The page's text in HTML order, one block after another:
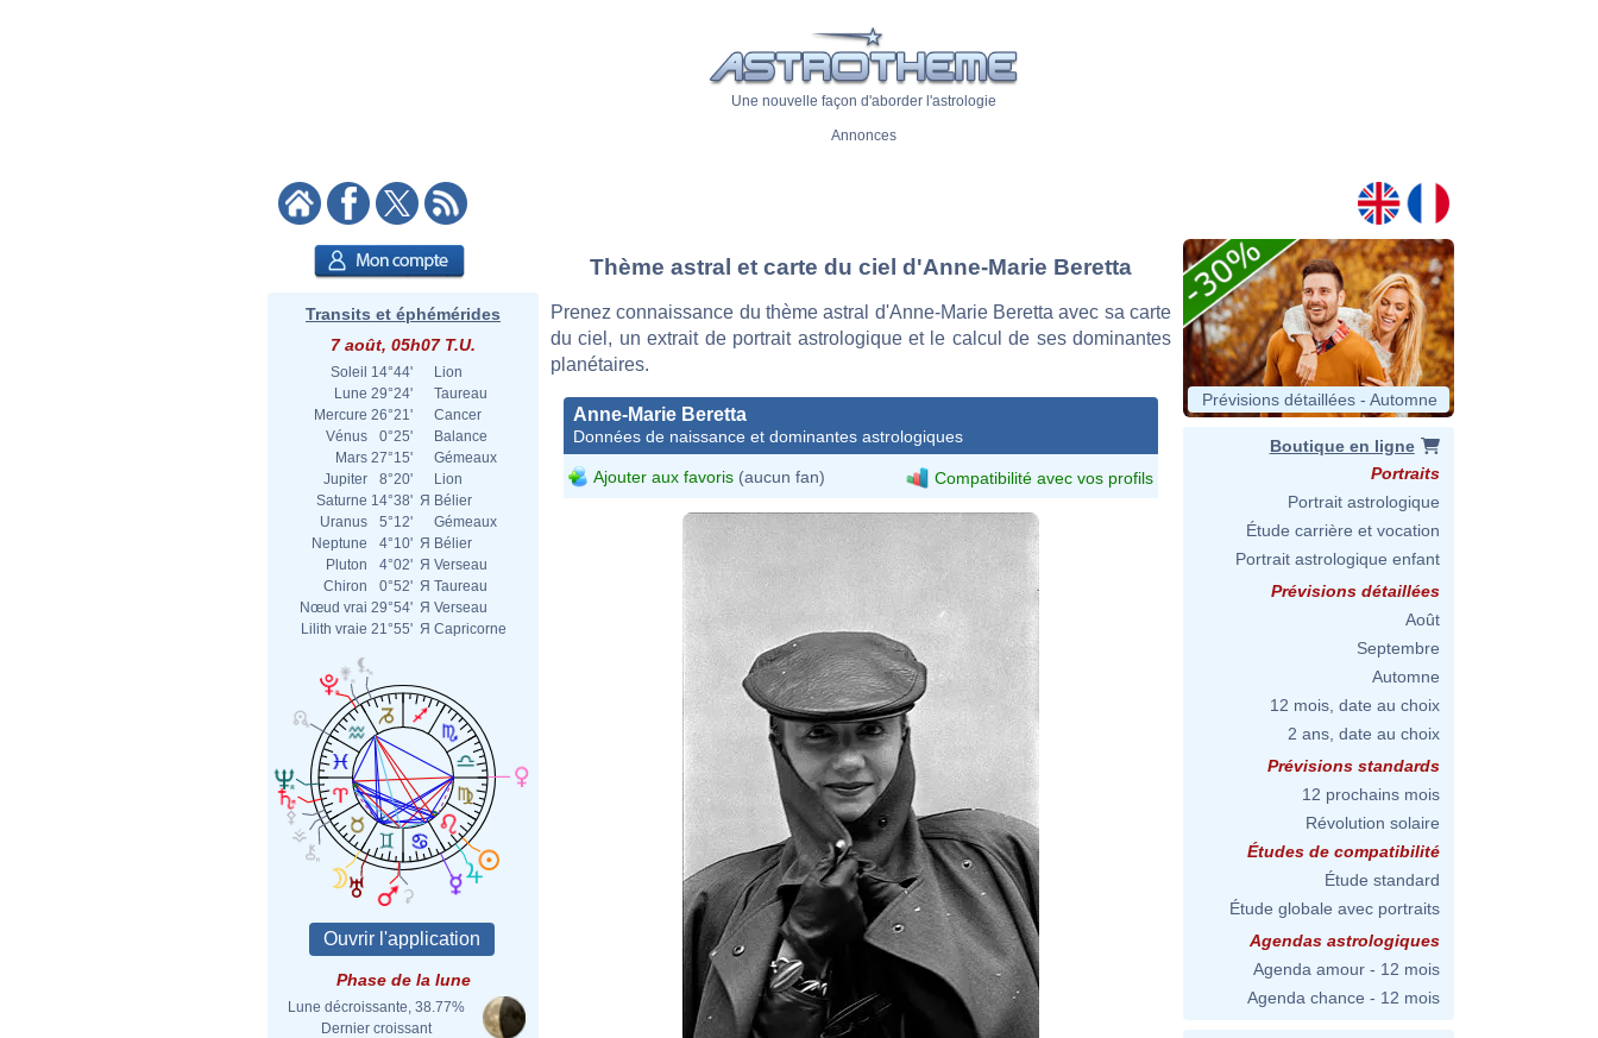
Une nouvelle façon d'aborder l'astrologie
Annonces
Transits et éphémérides
7 août, 05h07 T.U.
Soleil 14°44'
Lion
Lune 29°24'
Taureau
Mercure 26°21'
Cancer
Vénus
0°25'
Balance
Mars 27°15'
Gémeaux
Jupiter
8°20'
Lion
Saturne 14°38' Я Bélier
Uranus
5°12'
Gémeaux
Neptune
4°10' Я Bélier
Pluton
4°02' Я Verseau
Chiron
0°52' Я Taureau
Nœud vrai 29°54' Я Verseau
Lilith vraie 21°55' Я Capricorne
Phase de la lune
Lune décroissante, 38.77%
Dernier croissant
Thème astral et carte du ciel d'Anne-Marie Beretta
Prenez connaissance du thème astral d'Anne-Marie Beretta avec sa carte
du ciel, un extrait de portrait astrologique et le calcul de ses dominantes
planétaires.
Anne-Marie Beretta
Données de naissance et dominantes astrologiques
Ajouter aux favoris (aucun fan) Compatibilité avec vos profils
André Cros
Prévisions détaillées - Automne
Boutique en ligne
Portraits
Portrait astrologique
Étude carrière et vocation
Portrait astrologique enfant
Prévisions détaillées
Août
Septembre
Automne
12 mois, date au choix
2 ans, date au choix
Prévisions standards
12 prochains mois
Révolution solaire
Études de compatibilité
Étude standard
Étude globale avec portraits
Agendas astrologiques
Agenda amour - 12 mois
Agenda chance - 12 mois